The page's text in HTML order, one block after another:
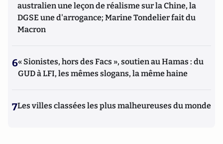
australien une leçon de réalisme sur la Chine, la
DGSE une d'arrogance; Marine Tondelier fait du
Macron
6« Sionistes, hors des Facs », soutien au Hamas : du
GUD à LFI, les mêmes slogans, la même haine
7Les villes classées les plus malheureuses du monde